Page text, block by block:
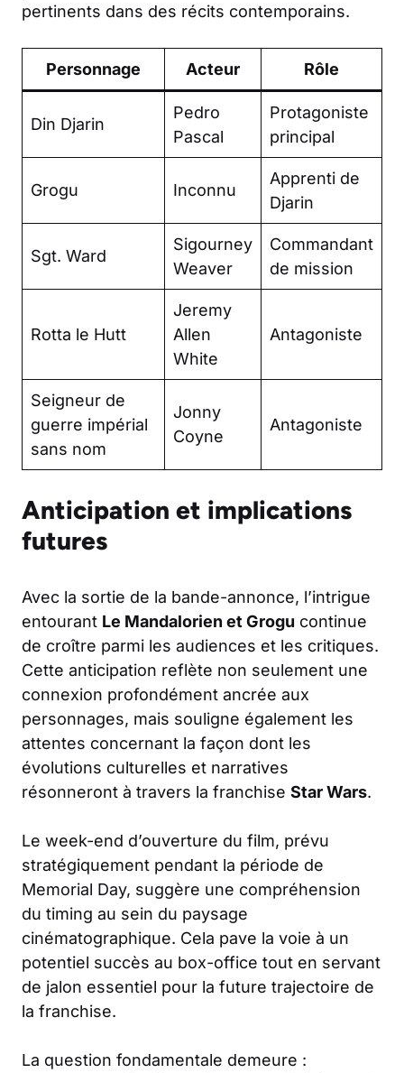
pertinents dans des récits contemporains.
Personnage Acteur Rôle
Din Djarin
Pedro
Pascal
Protagoniste
principal
Grogu Inconnu
Apprenti de
Djarin
Sgt. Ward
Sigourney
Weaver
Commandant
de mission
Rotta le Hutt
Jeremy
Allen
White
Antagoniste
Seigneur de
guerre impérial
sans nom
Jonny
Coyne
Antagoniste
Anticipation et implications
futures
Avec la sortie de la bande-annonce, l’intrigue
entourant Le Mandalorien et Grogu continue
de croître parmi les audiences et les critiques.
Cette anticipation reflète non seulement une
connexion profondément ancrée aux
personnages, mais souligne également les
attentes concernant la façon dont les
évolutions culturelles et narratives
résonneront à travers la franchise Star Wars.
Le week-end d’ouverture du film, prévu
stratégiquement pendant la période de
Memorial Day, suggère une compréhension
du timing au sein du paysage
cinématographique. Cela pave la voie à un
potentiel succès au box-office tout en servant
de jalon essentiel pour la future trajectoire de
la franchise.
La question fondamentale demeure :